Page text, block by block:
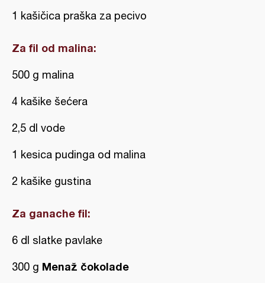
1 kašičica praška za pecivo
Za fil od malina:
500 g malina
4 kašike šećera
2,5 dl vode
1 kesica pudinga od malina
2 kašike gustina
Za ganache fil:
6 dl slatke pavlake
300 g Menaž čokolade